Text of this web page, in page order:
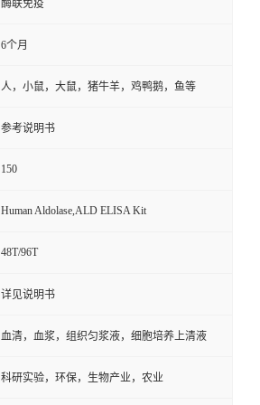
酶联免疫
6个月
人，小鼠，大鼠，猪牛羊，鸡鸭鹅，鱼等
参考说明书
150
Human Aldolase,ALD ELISA Kit
48T/96T
详见说明书
血清，血浆，组织匀浆液，细胞培养上清液
科研实验，环保，生物产业，农业